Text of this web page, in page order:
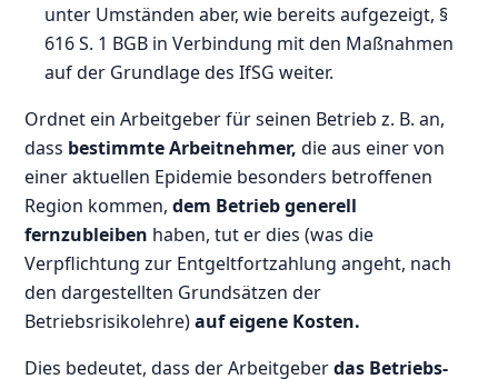
unter Umständen aber, wie bereits aufgezeigt, §
616 S. 1 BGB in Verbindung mit den Maßnahmen
auf der Grundlage des IfSG weiter.
Ordnet ein Arbeitgeber für seinen Betrieb z. B. an,
dass bestimmte Arbeitnehmer, die aus einer von
einer aktuellen Epidemie besonders betroffenen
Region kommen,dem Betrieb generell
fernzubleiben haben, tut er dies (was die
Verpflichtung zur Entgeltfortzahlung angeht, nach
den dargestellten Grundsätzen der
Betriebsrisikolehre)auf eigene Kosten.
Dies bedeutet, dass der Arbeitgeberdas Betriebs-